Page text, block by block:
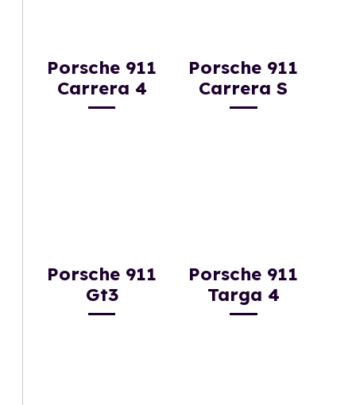
Porsche 911
Carrera 4
Porsche 911
Carrera S
Porsche 911
Gt3
Porsche 911
Targa 4